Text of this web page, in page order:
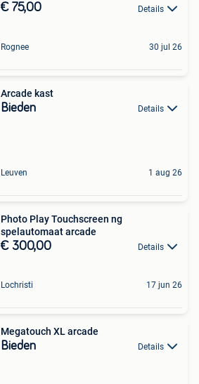
€ 75,00 Details
Rognee 30 jul 26
Arcade kast
Bieden Details
Leuven 1 aug 26
Photo Play Touchscreen ng
spelautomaat arcade
€ 300,00 Details
Lochristi 17 jun 26
Megatouch XL arcade
Bieden Details